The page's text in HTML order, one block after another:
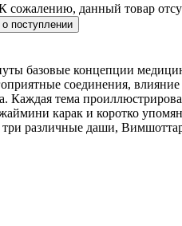
сожалению, данный товар
базовые концепции
соединения,
Каждая тема
карак и коротко
три различные даши,